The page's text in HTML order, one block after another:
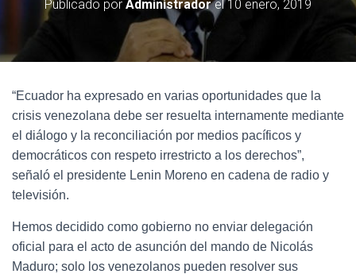
Publicado por Administradorel10 enero, 2019
“Ecuador ha expresado en varias oportunidades que la
crisis venezolana debe ser resuelta internamente mediante
el diálogo y la reconciliación por medios pacíficos y
democráticos con respeto irrestricto a los derechos”,
señaló el presidente Lenin Moreno en cadena de radio y
televisión.
Hemos decidido como gobierno no enviar delegación
oficial para el acto de asunción del mando de Nicolás
Maduro; solo los venezolanos pueden resolver sus